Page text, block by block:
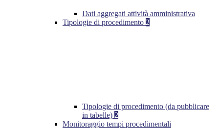
Dati aggregati attività amministrativa
Tipologie di procedimento 2
Tipologie di procedimento (da pubblicare
in tabelle) 2
Monitoraggio tempi procedimentali